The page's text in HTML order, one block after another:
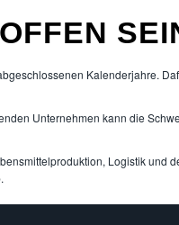
Kalenderjahre.
Unternehmen kann die
Logistik und